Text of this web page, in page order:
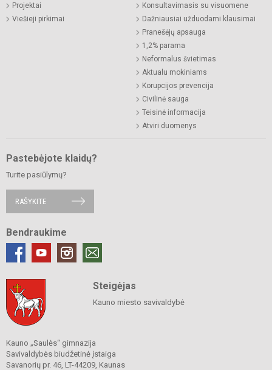
Projektai
Viešieji pirkimai
Konsultavimasis su visuomene
Dažniausiai užduodami klausimai
Pranešėjų apsauga
1,2% parama
Neformalus švietimas
Aktualu mokiniams
Korupcijos prevencija
Civilinė sauga
Teisinė informacija
Atviri duomenys
Pastebėjote klaidų?
Turite pasiūlymų?
RAŠYKITE
Bendraukime
Steigėjas
Kauno miesto savivaldybė
Kauno „Saulės“ gimnazija
Savivaldybės biudžetinė įstaiga
Savanorių pr. 46, LT-44209, Kaunas